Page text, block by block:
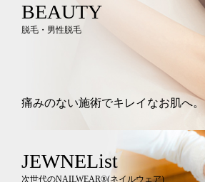
BEAUTY
脱毛・男性脱毛
痛みのない施術でキレイなお肌へ。
JEWNEList
次世代のNAILWEAR®︎(ネイルウェア)